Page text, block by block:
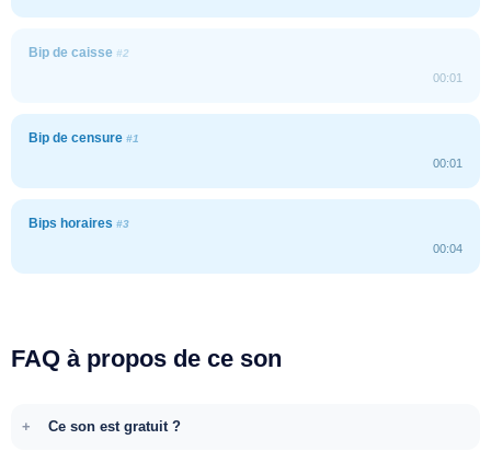
Bip de caisse #2
00:01
Bip de censure #1
00:01
Bips horaires #3
00:04
FAQ à propos de ce son
Ce son est gratuit ?